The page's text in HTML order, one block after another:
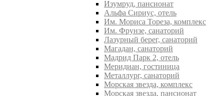
Изумруд, пансионат
Альфа Сириус, отель
Им. Мориса Тореза, комплекс
Им. Фрунзе, санаторий
Лазурный берег, санаторий
Магадан, санаторий
Мадрид Парк 2, отель
Меридиан, гостиница
Металлург, санаторий
Морская звезда, комплекс
Морская звезда, пансионат